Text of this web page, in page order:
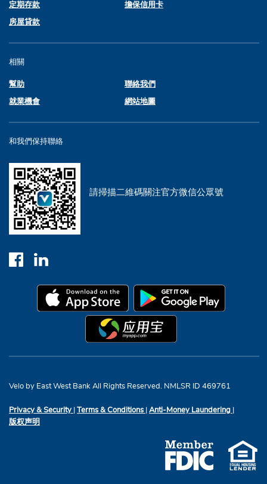
定期存款 擔保信用卡
房屋貸款
相關
幫助 聯絡我們
就業機會 網站地圖
和我們保持聯絡
請掃描二維碼關注官方微信公眾號
Velo by East West Bank All Rights Reserved. NMLSR ID 469761
Privacy & Security Terms & Conditions Anti-Money Laundering
版权声明